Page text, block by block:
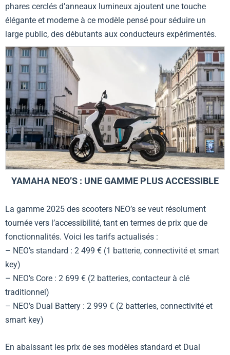
phares cerclés d’anneaux lumineux ajoutent une touche
élégante et moderne à ce modèle pensé pour séduire un
large public, des débutants aux conducteurs expérimentés.
YAMAHA NEO’S : UNE GAMME PLUS ACCESSIBLE
La gamme 2025 des scooters NEO’s se veut résolument
tournée vers l’accessibilité, tant en termes de prix que de
fonctionnalités. Voici les tarifs actualisés :
– NEO’s standard : 2 499 € (1 batterie, connectivité et smart
key)
– NEO’s Core : 2 699 € (2 batteries, contacteur à clé
traditionnel)
– NEO’s Dual Battery : 2 999 € (2 batteries, connectivité et
smart key)
En abaissant les prix de ses modèles standard et Dual